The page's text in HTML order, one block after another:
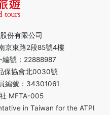
份有限公司
京東路2段85號4樓
編號：22888987
保協會北0030號
編號：34301061
MFTA-005
in Taiwan for the ATPI